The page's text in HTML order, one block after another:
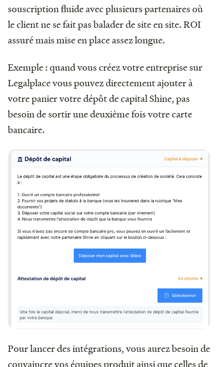
souscription fluide avec plusieurs partenaires où
le client ne se fait pas balader de site en site. ROI
assuré mais mise en place assez longue.
Exemple : quand vous créez votre entreprise sur
Legalplace vous pouvez directement ajouter à
votre panier votre dépôt de capital Shine, pas
besoin de sortir une deuxième fois votre carte
bancaire.
Pour lancer des intégrations, vous aurez besoin de
convaincre vos équipes produit ainsi que celles de